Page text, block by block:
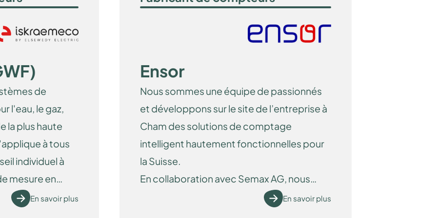
de
l'eau, le gaz,
la plus haute
à tous
individuel à
mesure en
En savoir plus
Ensor
Nous sommes une équipe de passionnés
et développons sur le site de l’entreprise à
Cham des solutions de comptage
intelligent hautement fonctionnelles pour
la Suisse.
En collaboration avec Semax AG, nous
fabriquons et distribuons des compteurs
En savoir plus